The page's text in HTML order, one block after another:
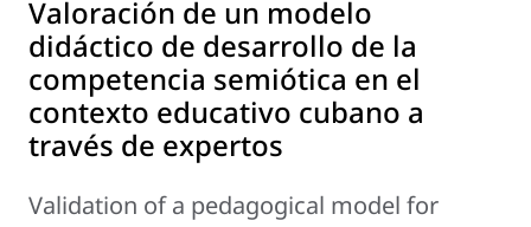
Valoración de un modelo
didáctico de desarrollo de la
competencia semiótica en el
contexto educativo cubano a
través de expertos
Validation of a pedagogical model for